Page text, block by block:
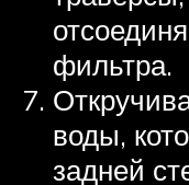
фильтра.
воды,
задней